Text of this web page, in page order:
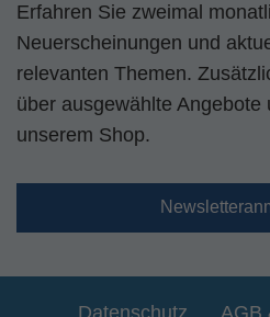
Erfahren Sie zweimal
Neuerscheinungen und
relevanten Themen.
über ausgewählte
unserem Shop.
Datenschutz AGB